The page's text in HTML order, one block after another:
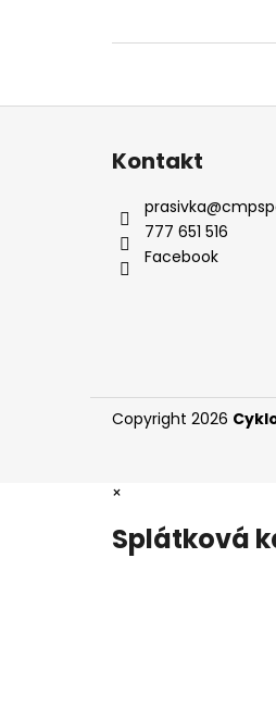
Z
Kontakt
prasivka@
777 651 516
Facebook
Copyright 2026
×
Splátková